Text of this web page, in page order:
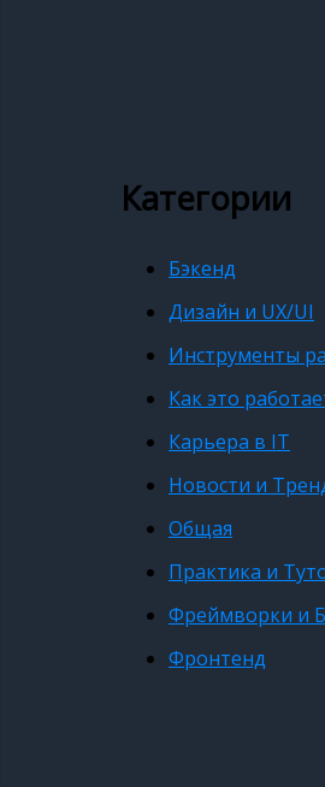
Категории
Бэкенд
Дизайн и UX/UI
Инструменты
Как это
Карьера в IT
Новости и
Общая
Практика и
Фреймворки и
Фронтенд